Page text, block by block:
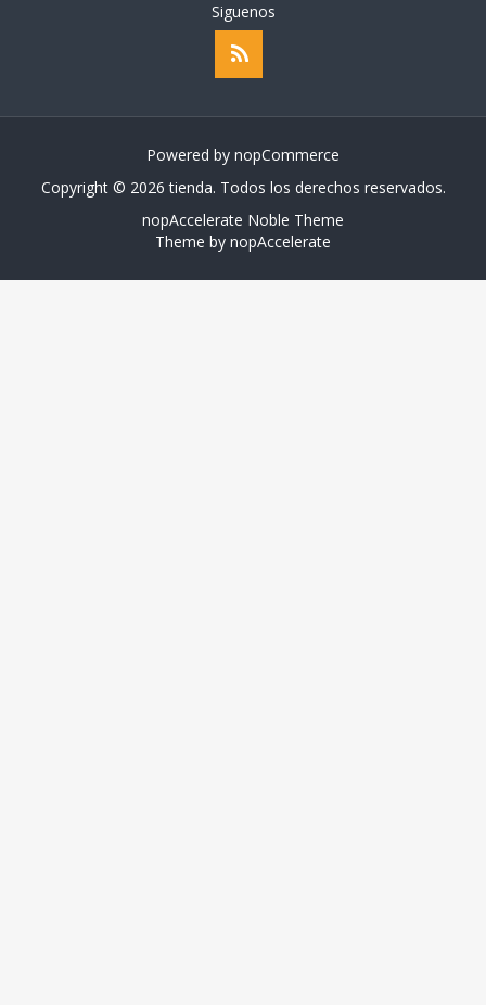
Siguenos
Powered by nopCommerce
Copyright © 2026 tienda. Todos los derechos reservados.
nopAccelerate Noble Theme
Theme by nopAccelerate